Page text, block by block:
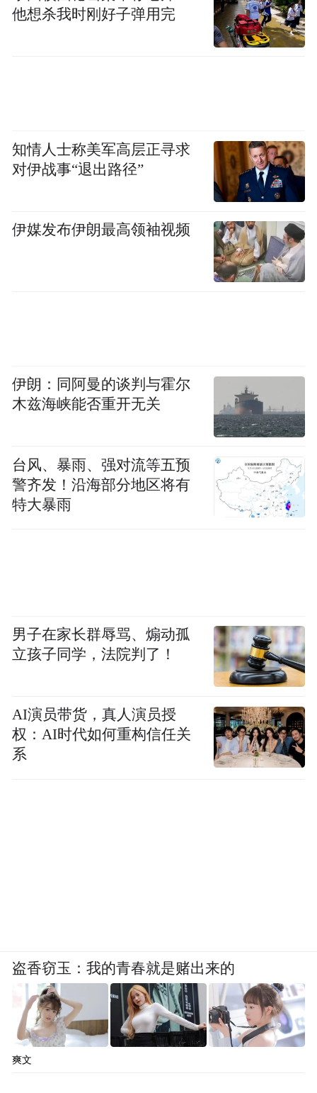
他想杀我时刚好子弹用完
知情人士称美军高层正寻求
对伊战事“退出路径”
伊媒发布伊朗最高领袖视频
伊朗：同阿曼的谈判与霍尔
木兹海峡能否重开无关
台风、暴雨、强对流等五预
警齐发！沿海部分地区将有
特大暴雨
男子在家长群辱骂、煽动孤
立孩子同学，法院判了！
AI演员带货，真人演员授
权：AI时代如何重构信任关
系
盗香窃玉：我的青春就是赌出来的
爽文